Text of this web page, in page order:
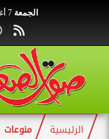
الجمعة 7 أغسطس 2026
الرئيسية منوعات